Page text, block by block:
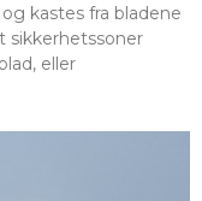
kastes fra bladene
sikkerhetssoner
eller